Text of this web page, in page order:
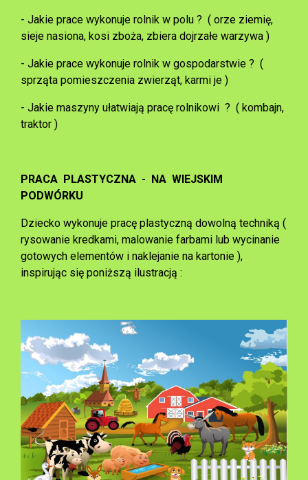
- Jakie prace wykonuje rolnik w polu ? ( orze ziemię,
sieje nasiona, kosi zboża, zbiera dojrzałe warzywa )
- Jakie prace wykonuje rolnik w gospodarstwie ? (
sprząta pomieszczenia zwierząt, karmi je )
- Jakie maszyny ułatwiają pracę rolnikowi ? ( kombajn,
traktor )
PRACA PLASTYCZNA - NA WIEJSKIM
PODWÓRKU
Dziecko wykonuje pracę plastyczną dowolną techniką (
rysowanie kredkami, malowanie farbami lub wycinanie
gotowych elementów i naklejanie na kartonie ),
inspirując się poniższą ilustracją :